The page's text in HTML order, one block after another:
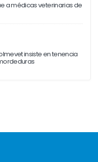
a médicas veterinarias de
insiste en tenencia